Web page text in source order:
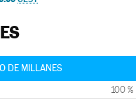
DE MILLANES
100 %